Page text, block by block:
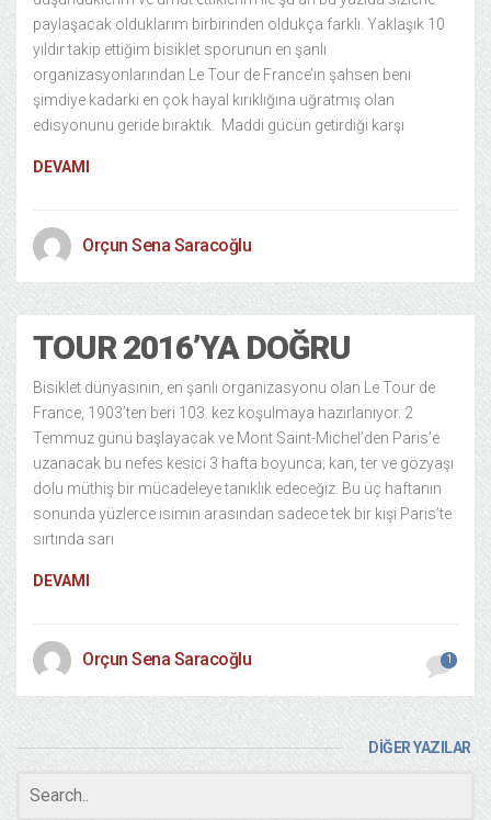
paylaşacak olduklarım birbirinden oldukça farklı. Yaklaşık 10
yıldır takip ettiğim bisiklet sporunun en şanlı
organizasyonlarından Le Tour de France’ın şahsen beni
şimdiye kadarki en çok hayal kırıklığına uğratmış olan
edisyonunu geride bıraktık. Maddi gücün getirdiği karşı
DEVAMI
Orçun Sena Saracoğlu
TOUR 2016’YA DOĞRU
Bisiklet dünyasının, en şanlı organizasyonu olan Le Tour de
France, 1903’ten beri 103. kez koşulmaya hazırlanıyor. 2
Temmuz günü başlayacak ve Mont Saint-Michel’den Paris’e
uzanacak bu nefes kesici 3 hafta boyunca; kan, ter ve gözyaşı
dolu müthiş bir mücadeleye tanıklık edeceğiz. Bu üç haftanın
sonunda yüzlerce isimin arasından sadece tek bir kişi Paris’te
sırtında sarı
DEVAMI
Orçun Sena Saracoğlu 1
DİĞER YAZILAR